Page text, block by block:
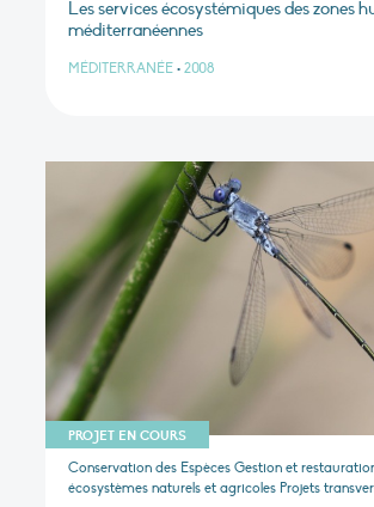
Les services écosystémiques des zones
méditerranéennes
MÉDITERRANÉE • 2008
PROJET EN COURS
Conservation des Espèces Gestion et
écosystèmes naturels et agricoles Projets